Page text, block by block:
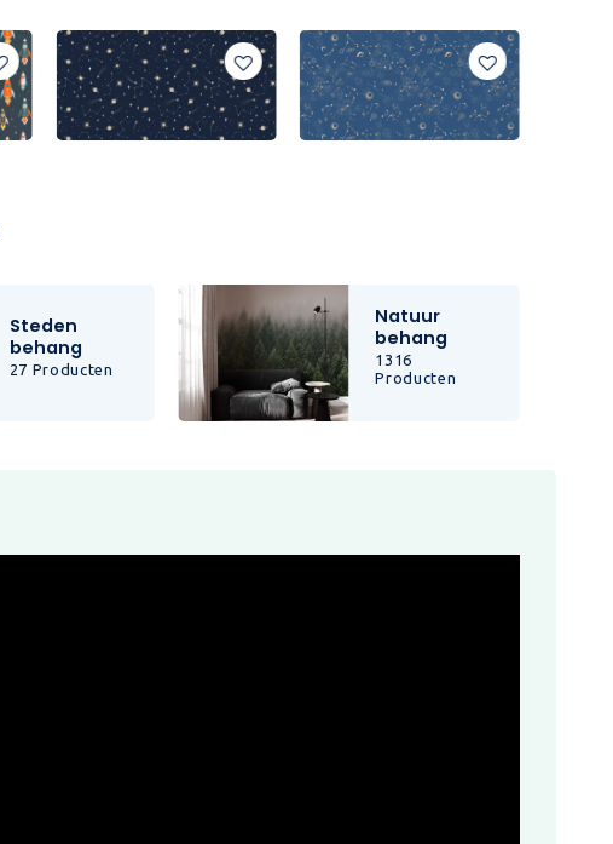
Steden
behang
27 Producten
Natuur
behang
1316
Producten